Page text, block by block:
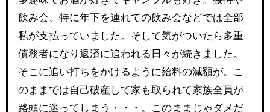
飲み会、特に年下を連れての飲み会などでは全部
私が支払っていました。そして気がついたら多重
債務者になり返済に追われる日々が続きました。
そこに追い打ちをかけるように給料の減額が。こ
のままでは自己破産して家も取られて家族全員が
路頭に迷ってしまう・・・。このままじゃダメだ